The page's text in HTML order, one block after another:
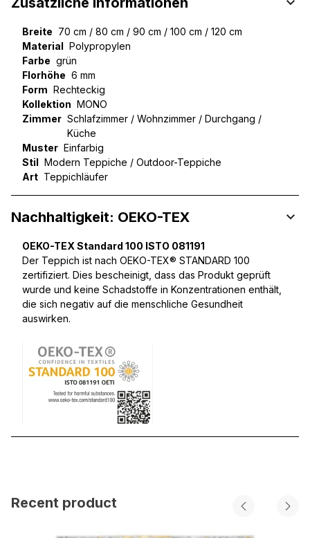
Breite 70 cm / 80 cm / 90 cm / 100 cm / 120 cm
Material Polypropylen
Farbe grün
Florhöhe 6 mm
Form Rechteckig
Kollektion MONO
Zimmer Schlafzimmer / Wohnzimmer / Durchgang /
Küche
Muster Einfarbig
Stil Modern Teppiche / Outdoor-Teppiche
Art Teppichläufer
Nachhaltigkeit: OEKO-TEX
OEKO-TEX Standard 100 ISTO 081191
Der Teppich ist nach OEKO-TEX® STANDARD 100
zertifiziert. Dies bescheinigt, dass das Produkt geprüft
wurde und keine Schadstoffe in Konzentrationen enthält,
die sich negativ auf die menschliche Gesundheit
auswirken.
Recent product